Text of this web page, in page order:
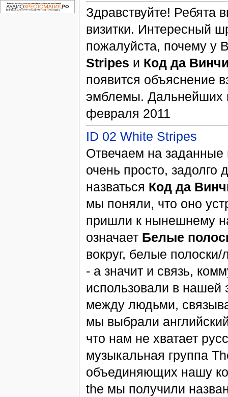
Здравствуйте!
визитки. Интересный
пожалуйста, почему у
Stripes и Код да
появится объяснение
эмблемы. Дальнейших
февраля 2011
ID 02 White Stripes
Отвечаем на заданные
очень просто,
назваться Код да
мы поняли, что оно
пришли к нынешнему
означает Белые
вокруг, белые
- а значит и связь,
использовали в нашей
между людьми,
мы выбрали
что нам не хватает
музыкальная группа
объединяющих нашу
the мы получили